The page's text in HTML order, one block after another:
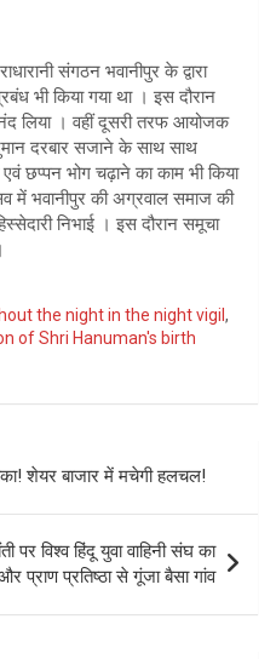
संगठन भवानीपुर के द्वारा
भी किया गया था । इस दौरान
लिया । वहीं दूसरी तरफ आयोजक
दरबार सजाने के साथ साथ
छप्पन भोग चढ़ाने का काम भी किया
में भवानीपुर की अग्रवाल समाज की
निभाई । इस दौरान समूचा
the night in the night vigil ,
of Shri Hanuman's birth
शेयर बाजार में मचेगी हलचल!
विश्व हिंदू युवा वाहिनी संघ का
प्राण प्रतिष्ठा से गूंजा बैसा गांव